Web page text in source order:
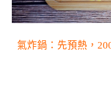
氣炸鍋：先預熱，